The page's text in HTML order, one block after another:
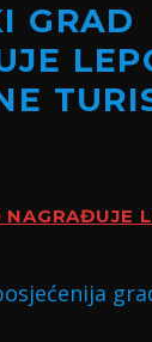
GRAD
NAGRAĐUJE